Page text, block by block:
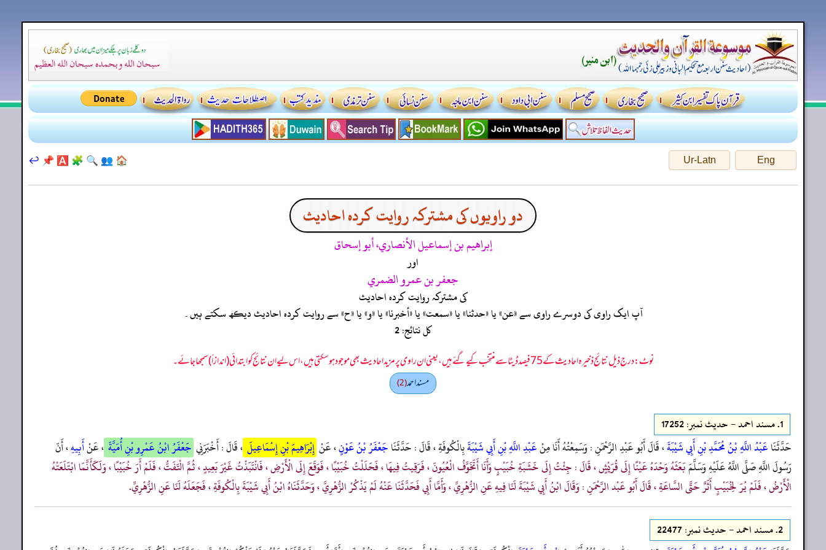
Eng
Ur-Latn
🏠
👥
🔍
🧩
🅰️
📌
↩️
دو راویوں کی مشترکہ روایت کردہ احادیث
إبراهيم بن إسماعيل الأنصاري، أبو إسحاق
اور
جعفر بن عمرو الضمري
کی مشترکہ روایت کردہ احادیث
آپ ایک راوی کی دوسرے راوی سے «عن» یا «حدثنا» یا «سمعت» یا «أخبرنا» یا «و» یا «ح» سے روایت کردہ احادیث دیکھ سکتے ہیں۔
کل نتائج: 2
نوٹ: درج ذیل نتائج ذخیرہ احادیث کے 75 فیصد ڈیٹا سے منتخب کیے گئے ہیں، یعنی ان راوی پر مزید احادیث بھی موجود ہو سکتی ہیں، اس لیے ان نتائج کو ابتدائی (اندازاً) سمجھا جائے۔
مسند احمد(2)
1. مسند احمد - حدیث نمبر: 17252
حَدَّثَنَاعَبْدُ اللَّهِ بْنُ مُحَمَّدِ بْنِ أَبِي شَيْبَةَ، قَالَ أَبُو عَبْدِ الرَّحْمَنِ : وَسَمِعْتُهُ أَنَا مِنْعَبْدِ اللَّهِ بْنِ أَبِي شَيْبَةَبِالْكُوفَةِ ، قَالَ : حَدَّثَنَاجَعْفَرُ بْنُ عَوْنٍ، عَنْ إِبْرَاهِيمَ بْنِ إِسْمَاعِيلَ ، قَالَ : أَخْبَرَنِي جَعْفَرُ ابْنُ عَمْرِو بْنِ أُمَيَّةَ ، عَنْأَبِيهِ، أَنّ
رَسُولَ اللَّهِ صَلَّى اللَّهُ عَلَيْهِ وَسَلَّمَبَعَثَهُ وَحْدَهُ عَيْنًا إِلَى قُرَيْشٍ ، قَالَ : جِئْتُ إِلَى خَشَبَةِ خُبَيْبٍ وَأَنَا أَتَخَوَّفُ الْعُيُونَ ، فَرَقِيتُ فِيهَا ، فَحَلَلْتُ خُبَيْبًا ، فَوَقَعَ إِلَى الْأَرْضِ ، فَانْتَبَذْتُ غَيْرَ بَعِيدٍ ، ثُمَّ الْتَفَتُّ ، فَلَمْ أَرَ خُبَيْبًا ، وَلَكَأَنَّمَا ابْتَلَعَتْهُ
الْأَرْضُ ، فَلَمْ يُرَ لِخُبَيْبٍ أَثَرٌ حَتَّى السَّاعَةِ ، قَالَ أَبُو عَبْد الرَّحْمَنِ : وَقَالَ ابْنُ أَبِي شَيْبَةَ لَنَا فِيهِ عَنِ الزُّهْرِيِّ ، وَأَمَّا أَبِي فَحَدَّثَنَا عَنْهُ لَمْ يَذْكُرْ الزُّهْرِيَّ ، وَحَدَّثَنَاهُ ابْنُ أَبِي شَيْبَةَ بِالْكُوفَةِ ، فَجَعَلَهُ لَنَا عَنِ الزُّهْرِيِّ.
2. مسند احمد - حدیث نمبر: 22477